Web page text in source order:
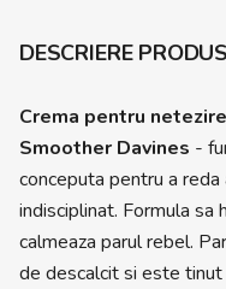
DESCRIERE PRODUS
Crema pentru
Smoother Davines -
conceputa pentru a
indisciplinat. Formula sa
calmeaza parul rebel.
de descalcit si este